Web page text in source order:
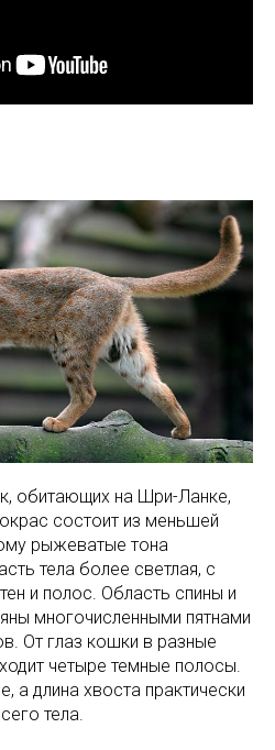
обитающих на Шри-Ланке,
состоит из меньшей
рыжеватые тона
тела более светлая, с
и полос. Область спины и
многочисленными пятнами
От глаз кошки в разные
четыре темные полосы.
а длина хвоста практически
тела.